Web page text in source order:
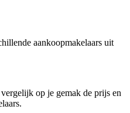
aankoopmakelaars uit
op je gemak de prijs en